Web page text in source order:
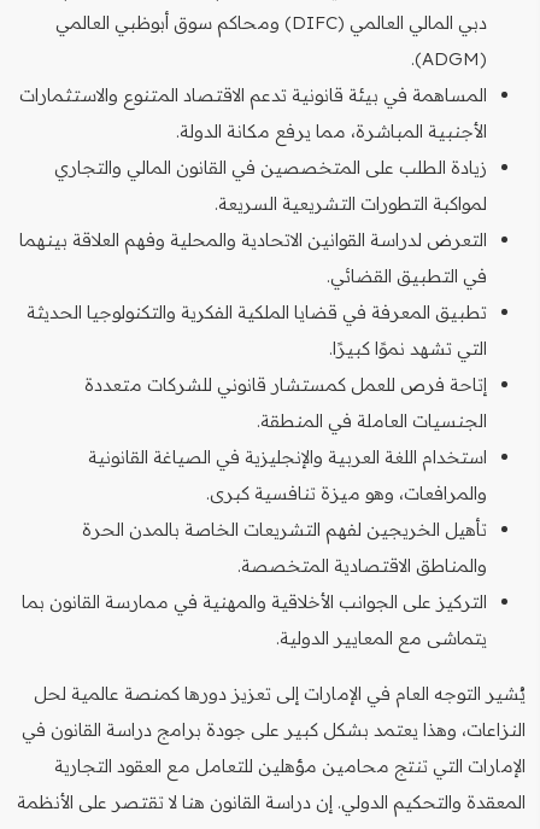
دبي المالي العالمي (DIFC) ومحاكم سوق أبوظبي العالمي
(ADGM).
المساهمة في بيئة قانونية تدعم الاقتصاد المتنوع والاستثمارات
الأجنبية المباشرة، مما يرفع مكانة الدولة.
زيادة الطلب على المتخصصين في القانون المالي والتجاري
لمواكبة التطورات التشريعية السريعة.
التعرض لدراسة القوانين الاتحادية والمحلية وفهم العلاقة بينهما
في التطبيق القضائي.
تطبيق المعرفة في قضايا الملكية الفكرية والتكنولوجيا الحديثة
التي تشهد نموًا كبيرًا.
إتاحة فرص للعمل كمستشار قانوني للشركات متعددة
الجنسيات العاملة في المنطقة.
استخدام اللغة العربية والإنجليزية في الصياغة القانونية
والمرافعات، وهو ميزة تنافسية كبرى.
تأهيل الخريجين لفهم التشريعات الخاصة بالمدن الحرة
والمناطق الاقتصادية المتخصصة.
التركيز على الجوانب الأخلاقية والمهنية في ممارسة القانون بما
يتماشى مع المعايير الدولية.
يُشير التوجه العام في الإمارات إلى تعزيز دورها كمنصة عالمية لحل
النزاعات، وهذا يعتمد بشكل كبير على جودة برامج دراسة القانون في
الإمارات التي تنتج محامين مؤهلين للتعامل مع العقود التجارية
المعقدة والتحكيم الدولي. إن دراسة القانون هنا لا تقتصر على الأنظمة